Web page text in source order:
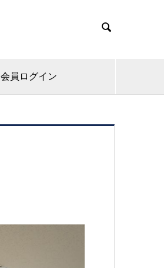

会員ログイン